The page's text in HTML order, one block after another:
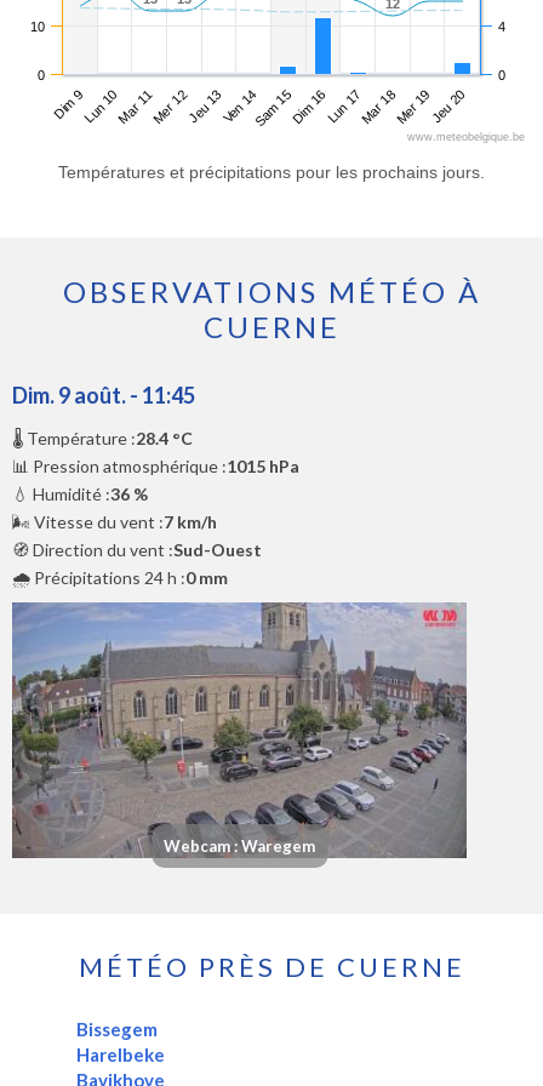
12
12
Dim 9Lun 10Mar 11Mer 12Jeu 13Ven 14Sam 15Dim 16Lun 17Mar 18Mer 19Jeu 20
0
10
0
4
www.meteobelgique.be
Températures et précipitations pour les prochains jours.
OBSERVATIONS MÉTÉO À
CUERNE
Dim. 9 août. - 11:45
🌡️ Température :28.4 °C
📊 Pression atmosphérique :1015 hPa
💧 Humidité :36 %
🌬️ Vitesse du vent :7 km/h
🧭 Direction du vent :Sud-Ouest
🌧️ Précipitations 24 h :0 mm
Webcam : Waregem
MÉTÉO PRÈS DE CUERNE
Bissegem
Harelbeke
Bavikhove